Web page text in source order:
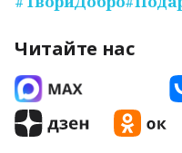
Читайте нас